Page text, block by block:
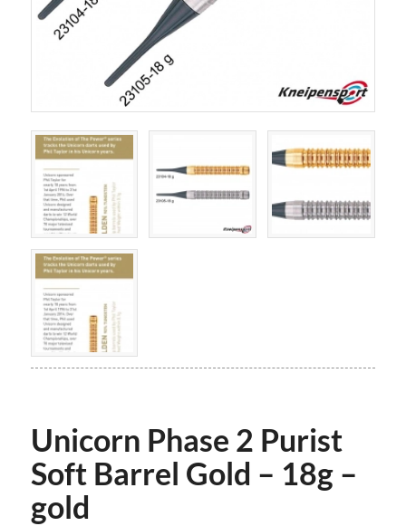
Unicorn Phase 2 Purist
Soft Barrel Gold – 18g –
gold